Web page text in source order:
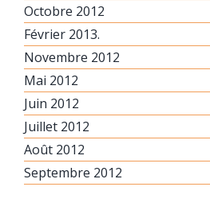
Octobre 2012
Février 2013.
Novembre 2012
Mai 2012
Juin 2012
Juillet 2012
Août 2012
Septembre 2012